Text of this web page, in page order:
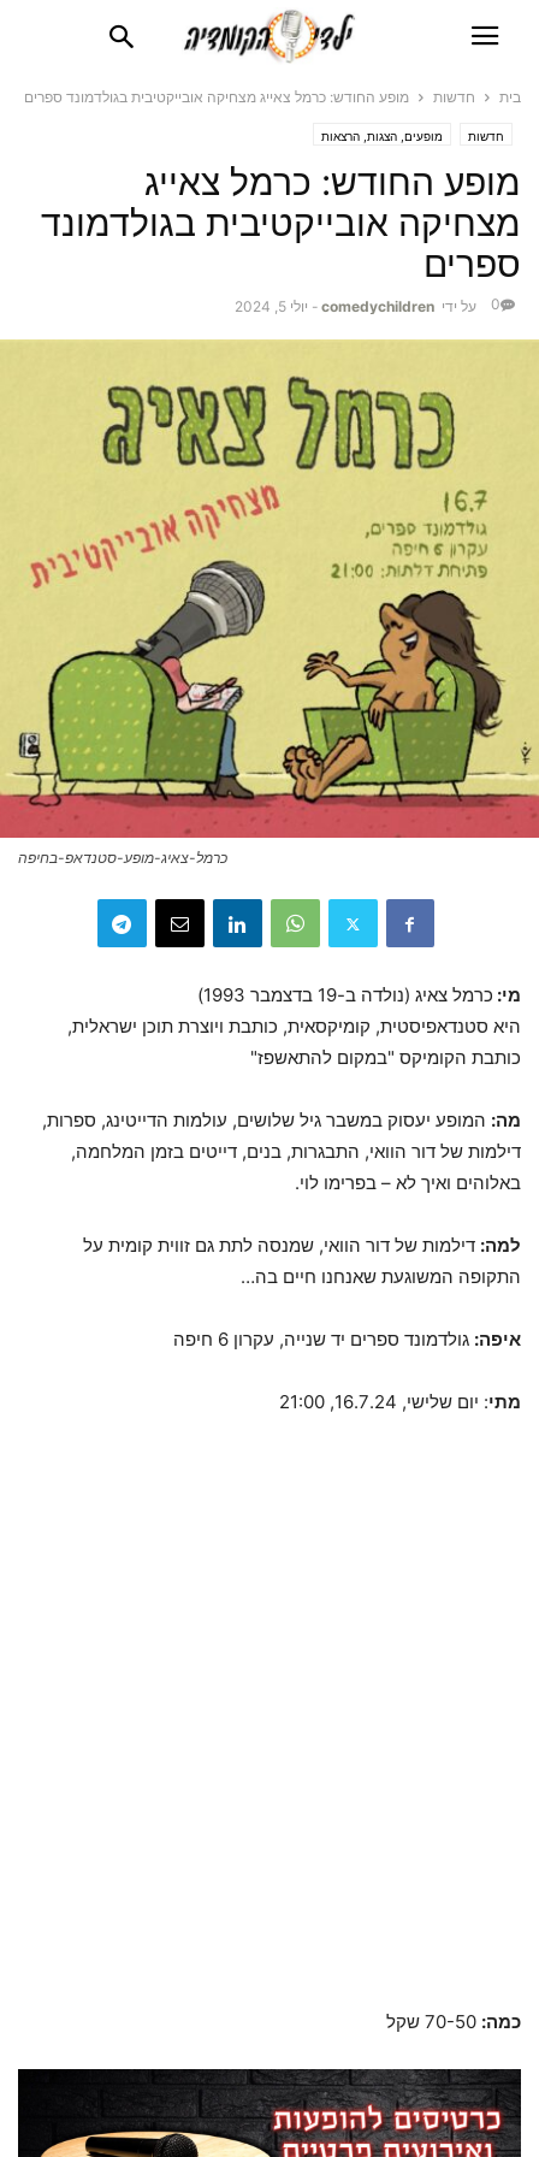
בית חדשות מופע החודש: כרמל צאייג מצחיקה אובייקטיבית בגולדמונד ספרים
חדשות מופעים, הצגות, הרצאות
מופע החודש: כרמל צאייג
מצחיקה אובייקטיבית בגולדמונד
ספרים
על ידי comedychildren
- יולי 5, 2024 0
כרמל-צאיג-מופע-סטנדאפ-בחיפה
מי:
כרמל צאיג (נולדה ב-19 בדצמבר 1993)
היא סטנדאפיסטית, קומיקסאית, כותבת ויוצרת תוכן ישראלית,
כותבת הקומיקס "במקום להתאשפז"
מה: המופע יעסוק במשבר גיל שלושים, עולמות הדייטינג, ספרות,
דילמות של דור הוואי, התבגרות, בנים, דייטים בזמן המלחמה,
באלוהים ואיך לא – בפרימו לוי.
למה: דילמות של דור הוואי, שמנסה לתת גם זווית קומית על
התקופה המשוגעת שאנחנו חיים בה…
איפה: גולדמונד ספרים יד שנייה, עקרון 6 חיפה
מתי: יום שלישי, 16.7.24, 21:00
כמה: